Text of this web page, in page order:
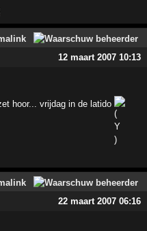
12 maart 2007 10:13
hoor... vrijdag in de latido
22 maart 2007 06:16